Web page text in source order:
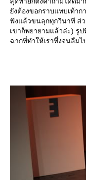
งต้องขอกราบแทบเท้าก
ฟังแล้วขนลุกทุกวินาที ส่
เขาก็พยายามแล้วล่ะ) รู
ฉากที่ทำให้เราทึ่งจนลืมไ